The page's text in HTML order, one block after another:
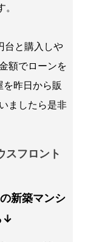
。
台と購入しや
額でローンを
昨日から販
ましたら是非
スフロント
新築マンシ
↓